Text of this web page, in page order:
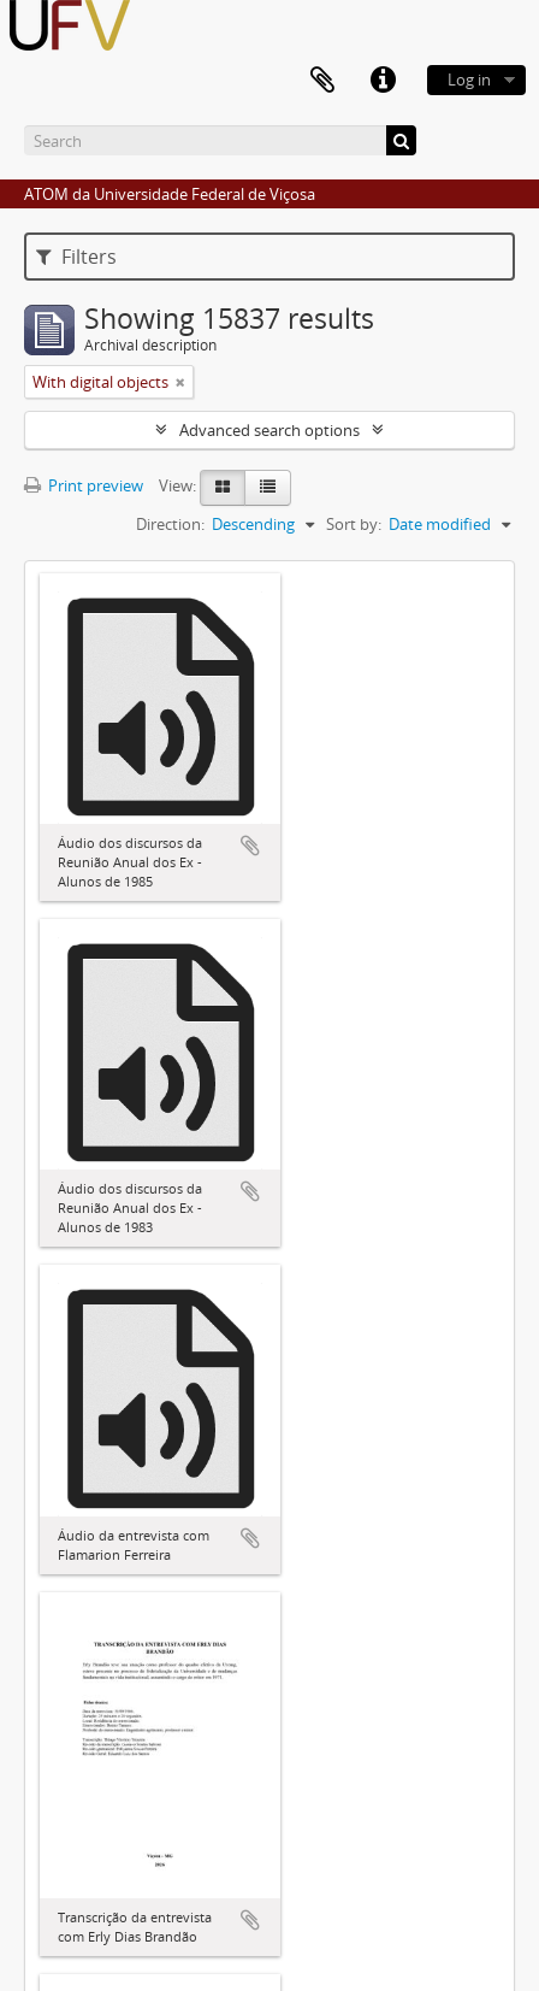
Log in
ATOM da Universidade Federal de Viçosa
Filters
Showing 15837 results
Archival description
With digital objects
Advanced search options
Print preview
View:
Sort by: Date modified
Direction: Descending
Áudio dos discursos da
Reunião Anual dos Ex -
Alunos de 1985
Áudio dos discursos da
Reunião Anual dos Ex -
Alunos de 1983
Áudio da entrevista com
Flamarion Ferreira
Transcrição da entrevista
com Erly Dias Brandão